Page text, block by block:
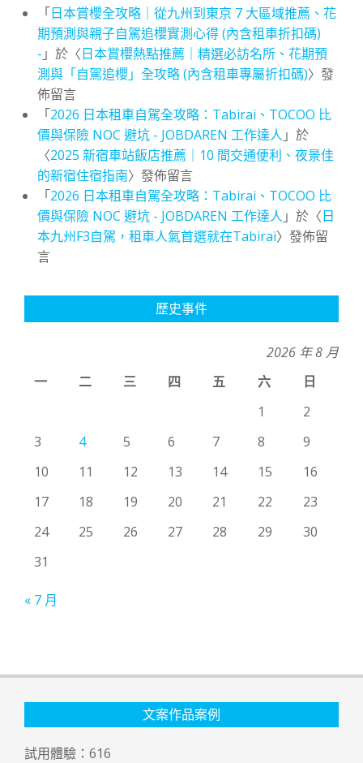
「日本賞櫻全攻略｜從九州到東京 7 大區域推薦、花
期預測與親子自駕追櫻實測心得 (內含租車折扣碼)
- 」於〈日本賞櫻熱點推薦｜精選必訪名所、花期預
測與「自駕追櫻」全攻略 (內含租車專屬折扣碼)〉發
佈留言
「2026 日本租車自駕全攻略：Tabirai、TOCOO 比
價與保險 NOC 避坑 - JOBDAREN 工作達人 」於
〈2025 新宿車站飯店推薦｜10 間交通便利、夜景佳
的新宿住宿指南〉發佈留言
「2026 日本租車自駕全攻略：Tabirai、TOCOO 比
價與保險 NOC 避坑 - JOBDAREN 工作達人 」於〈日
本九州F3自駕，租車人氣首選就在Tabirai〉發佈留
言
歷史事件
2026 年 8 月
一
二 三 四 五 六
日
1
2
3
4 5 6 7 8
9
10
11 12 13 14 15
16
17
18 19 20 21 22
23
24
25 26 27 28 29
30
31
« 7 月
文案作品案例
試用體驗： 616